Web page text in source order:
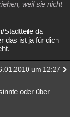
weil sie nicht
Stadtteile da
das ist ja für dich
um 12:27
oder über